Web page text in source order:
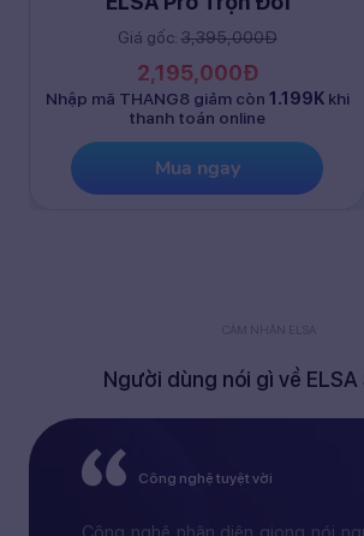
Giá gốc: 3,395,000Đ
2,195,000Đ
Nhập mã THANG8 giảm còn 1.199Kkhi
thanh toán online
Mua ngay
Người dùng nói gì về ELSA
Công nghệ tuyệt vời